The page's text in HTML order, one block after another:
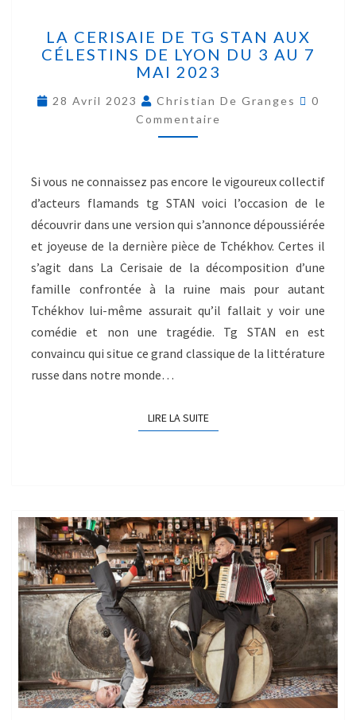
LA CERISAIE DE TG STAN AUX
CÉLESTINS DE LYON DU 3 AU 7
MAI 2023
28 Avril 2023 Christian De Granges
0
Commentaire
Si vous ne connaissez pas encore le vigoureux collectif
d’acteurs flamands tg STAN voici l’occasion de le
découvrir dans une version qui s’annonce dépoussiérée
et joyeuse de la dernière pièce de Tchékhov. Certes il
s’agit dans La Cerisaie de la décomposition d’une
famille confrontée à la ruine mais pour autant
Tchékhov lui-même assurait qu’il fallait y voir une
comédie et non une tragédie. Tg STAN en est
convaincu qui situe ce grand classique de la littérature
russe dans notre monde…
LIRE LA SUITE